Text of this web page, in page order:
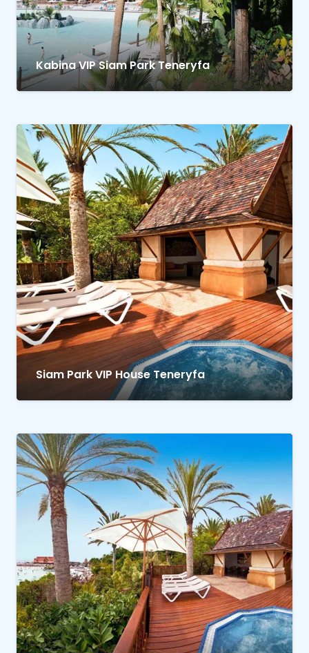
Kabina VIP Siam Park Teneryfa
Siam Park VIP House Teneryfa